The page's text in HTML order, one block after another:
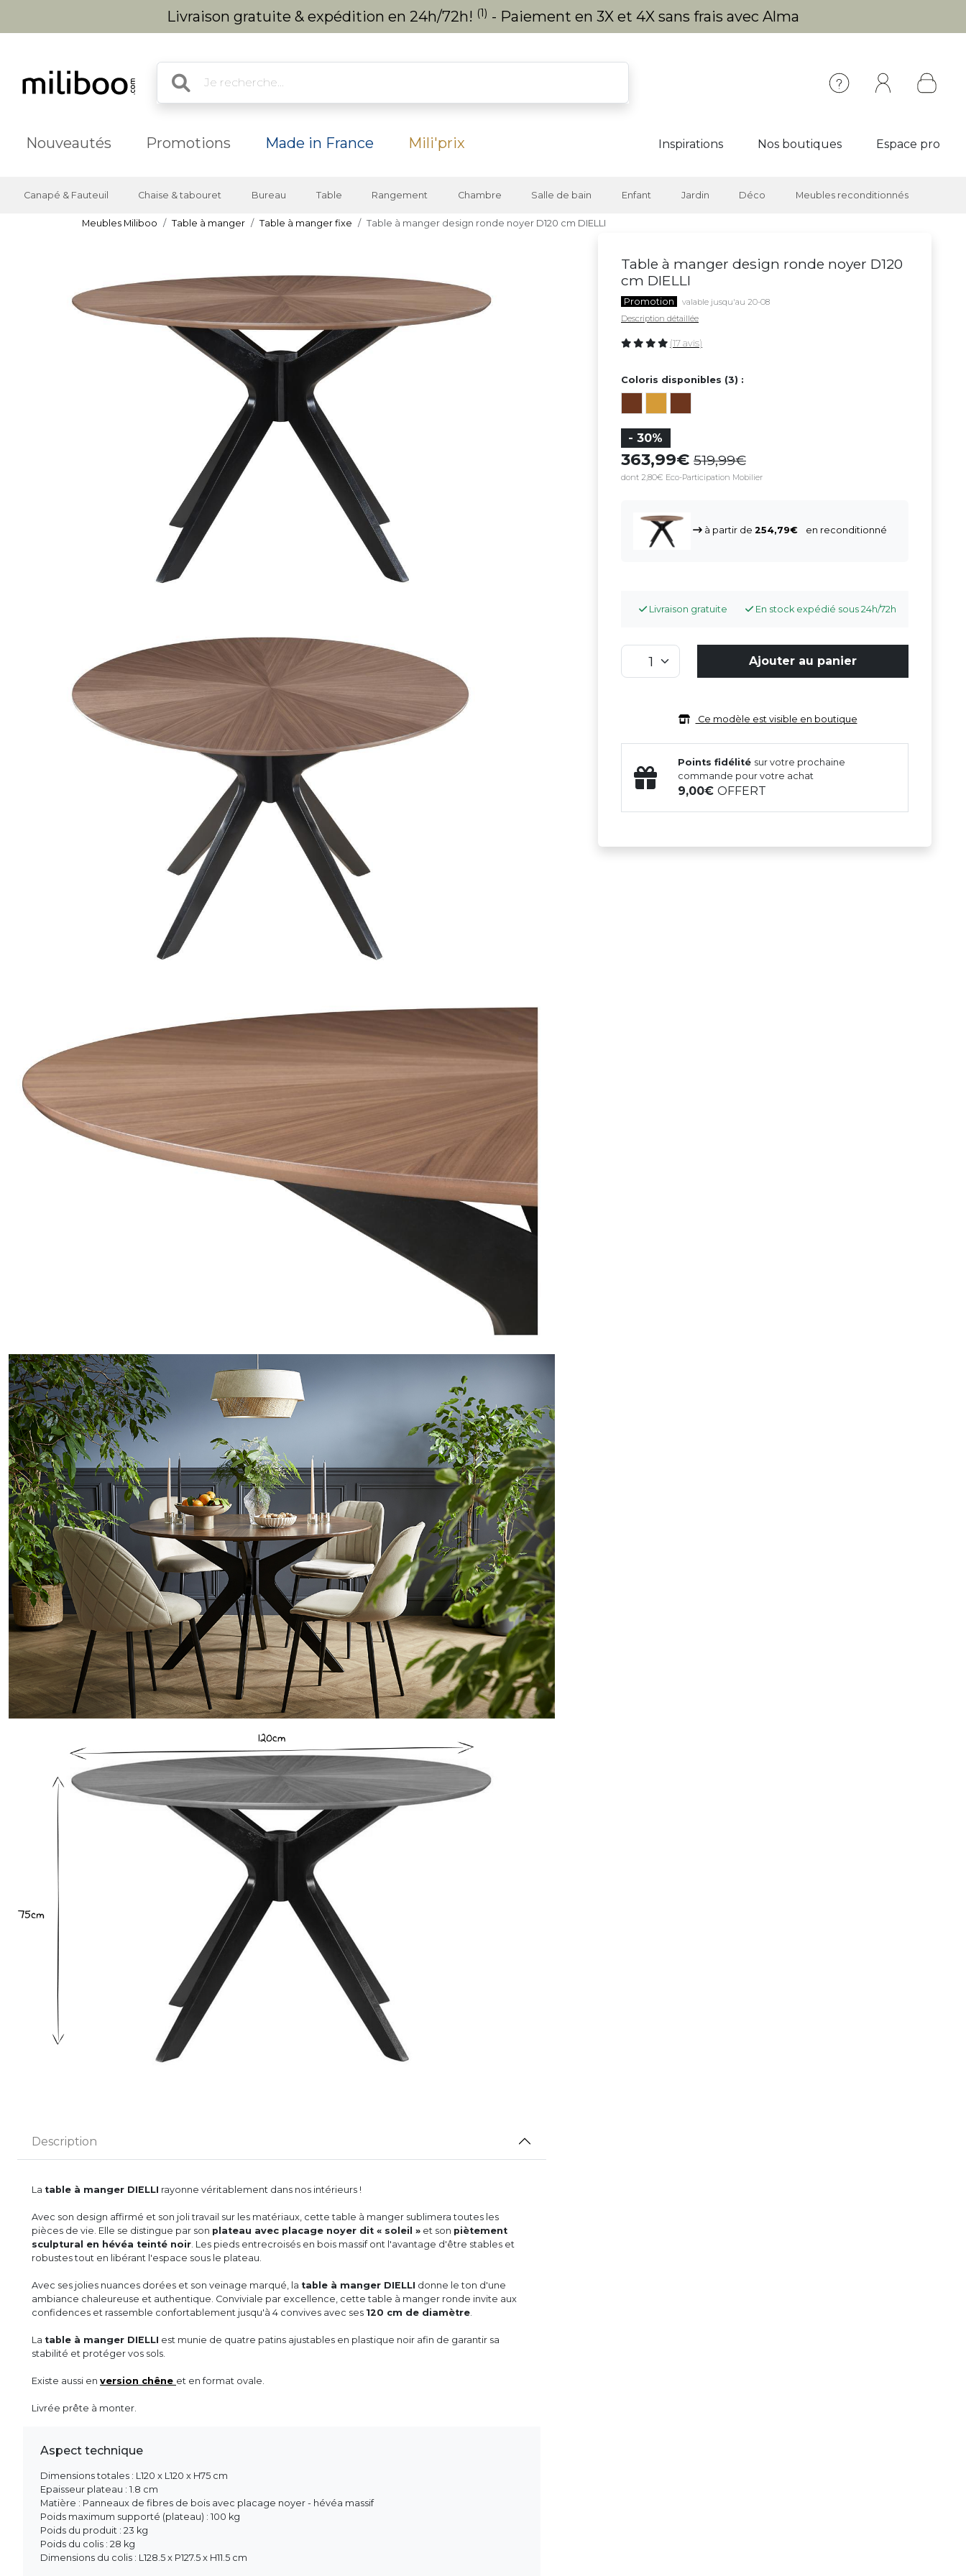
Livraison gratuite & expédition en 24h/72h! (1) - Paiement en 3X et 4X sans frais avec Alma
Nouveautés Promotions Made in France Mili'prix Inspirations Nos boutiques Espace pro
Canapé & Fauteuil Chaise & tabouret Bureau Table Rangement Chambre Salle de bain Enfant Jardin Déco Meubles reconditionnés
Meubles Miliboo Table à manger Table à manger fixe Table à manger design ronde noyer D120 cm DIELLI
Table à manger design ronde noyer D120
cm DIELLI
Promotion
valable jusqu'au 20-08
Description détaillée
(17 avis)
Coloris disponibles (3) :
- 30%
363,99 519,99
dont 2,80€ Eco-Participation Mobilier
à partir de 254,79 en reconditionné
Livraison gratuite En stock expédié sous 24h/72h
Ajouter au panier
Ce modèle est visible en boutique
Points fidélité sur votre prochaine
commande pour votre achat
9,00OFFERT
Description
La table à manger DIELLI rayonne véritablement dans nos intérieurs !
Avec son design affirmé et son joli travail sur les matériaux, cette table à manger sublimera toutes les
pièces de vie. Elle se distingue par son plateau avec placage noyer dit « soleil » et son piètement
sculptural en hévéa teinté noir. Les pieds entrecroisés en bois massif ont l'avantage d'être stables et
robustes tout en libérant l'espace sous le plateau.
Avec ses jolies nuances dorées et son veinage marqué, la table à manger DIELLI donne le ton d'une
ambiance chaleureuse et authentique. Conviviale par excellence, cette table à manger ronde invite aux
confidences et rassemble confortablement jusqu'à 4 convives avec ses 120 cm de diamètre.
La table à manger DIELLI est munie de quatre patins ajustables en plastique noir afin de garantir sa
stabilité et protéger vos sols.
Existe aussi en version chêne et en format ovale.
Livrée prête à monter.
Aspect technique
Dimensions totales : L120 x L120 x H75 cm
Epaisseur plateau : 1.8 cm
Matière : Panneaux de fibres de bois avec placage noyer - hévéa massif
Poids maximum supporté (plateau) : 100 kg
Poids du produit : 23 kg
Poids du colis : 28 kg
Dimensions du colis : L128.5 x P127.5 x H11.5 cm